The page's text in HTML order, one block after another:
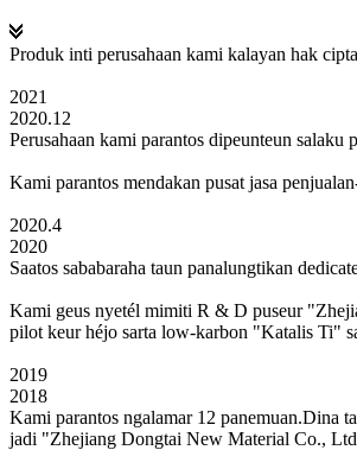
Produk inti perusahaan kami kalayan hak
2021
2020.12
Perusahaan kami parantos dipeunteun
Kami parantos mendakan pusat jasa
2020.4
2020
Saatos sababaraha taun panalungtikan
Kami geus nyetél mimiti R & D puseur
pilot keur héjo sarta low-karbon "Katalis Ti"
2019
2018
Kami parantos ngalamar 12 panemuan.Dina
jadi "Zhejiang Dongtai New Material Co.,